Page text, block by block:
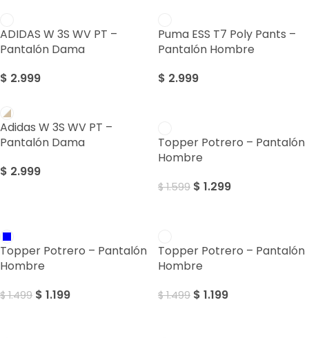
ADIDAS W 3S WV PT –
Pantalón Dama
$ 2.999
Puma ESS T7 Poly Pants –
Pantalón Hombre
$ 2.999
Adidas W 3S WV PT –
Pantalón Dama
$ 2.999
Topper Potrero – Pantalón
Hombre
$1.599 $ 1.299
Topper Potrero – Pantalón
Hombre
$1.499 $ 1.199
Topper Potrero – Pantalón
Hombre
$1.499 $ 1.199